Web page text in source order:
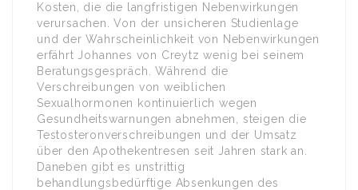
Kosten, die die langfristigen Nebenwirkungen
verursachen. Von der unsicheren Studienlage
und der Wahrscheinlichkeit von Nebenwirkungen
erfährt Johannes von Creytz wenig bei seinem
Beratungsgespräch. Während die
Verschreibungen von weiblichen
Sexualhormonen kontinuierlich wegen
Gesundheitswarnungen abnehmen, steigen die
Testosteronverschreibungen und der Umsatz
über den Apothekentresen seit Jahren stark an.
Daneben gibt es unstrittig
behandlungsbedürftige Absenkungen des